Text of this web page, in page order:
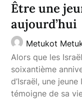
Être une
aujourd’hui
Metukot
Alors que les
soixantième
d’Israël, une
témoigne de sa